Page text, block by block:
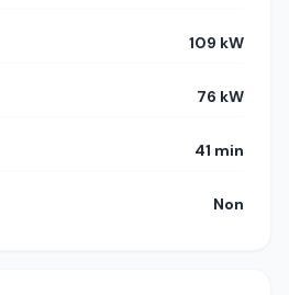
109 kW
76 kW
41 min
Non